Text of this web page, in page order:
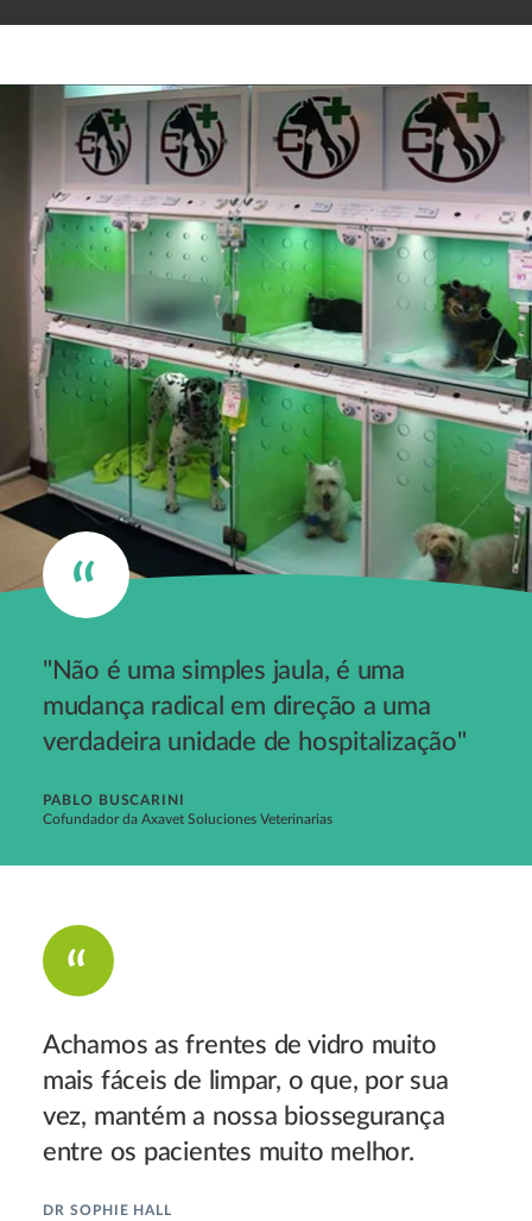
"Não é uma simples jaula, é uma
mudança radical em direção a uma
verdadeira unidade de hospitalização"
PABLO BUSCARINI
Cofundador da Axavet Soluciones Veterinarias
Achamos as frentes de vidro muito
mais fáceis de limpar, o que, por sua
vez, mantém a nossa biossegurança
entre os pacientes muito melhor.
DR SOPHIE HALL